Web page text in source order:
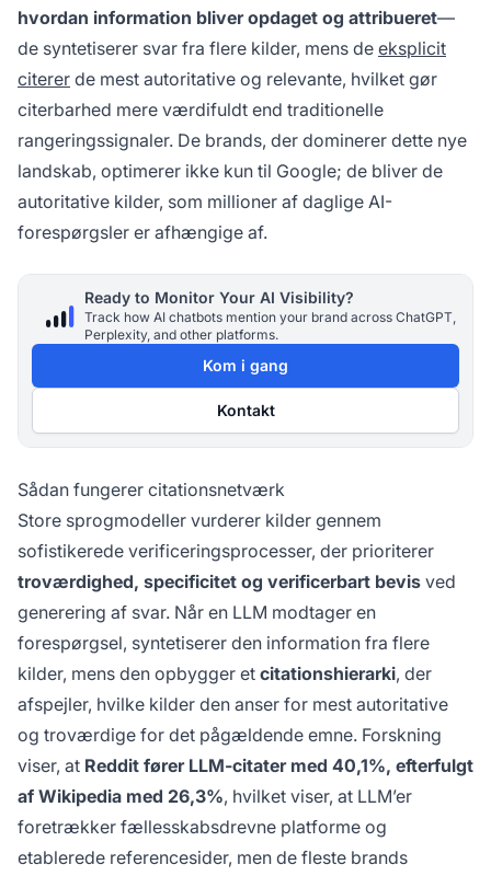
hvordan information bliver opdaget og attribueret—
de syntetiserer svar fra flere kilder, mens de eksplicit
citerer de mest autoritative og relevante, hvilket gør
citerbarhed mere værdifuldt end traditionelle
rangeringssignaler. De brands, der dominerer dette nye
landskab, optimerer ikke kun til Google; de bliver de
autoritative kilder, som millioner af daglige AI-
forespørgsler er afhængige af.
Ready to Monitor Your AI Visibility?
Track how AI chatbots mention your brand across ChatGPT,
Perplexity, and other platforms.
Kom i gang
Kontakt
Sådan fungerer citationsnetværk
Store sprogmodeller vurderer kilder gennem
sofistikerede verificeringsprocesser, der prioriterer
troværdighed, specificitet og verificerbart bevis ved
generering af svar. Når en LLM modtager en
forespørgsel, syntetiserer den information fra flere
kilder, mens den opbygger et citationshierarki, der
afspejler, hvilke kilder den anser for mest autoritative
og troværdige for det pågældende emne. Forskning
viser, at Reddit fører LLM-citater med 40,1%, efterfulgt
af Wikipedia med 26,3%, hvilket viser, at LLM’er
foretrækker fællesskabsdrevne platforme og
etablerede referencesider, men de fleste brands